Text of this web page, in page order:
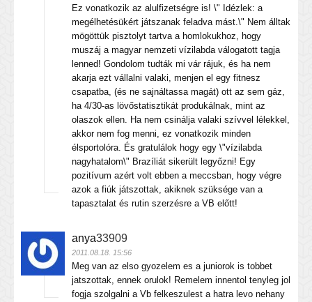
Ez vonatkozik az alulfizetségre is! \" Idézlek: a
megélhetésükért játszanak feladva mást.\" Nem álltak
mögöttük pisztolyt tartva a homlokukhoz, hogy
muszáj a magyar nemzeti vízilabda válogatott tagja
lenned! Gondolom tudták mi vár rájuk, és ha nem
akarja ezt vállalni valaki, menjen el egy fitnesz
csapatba, (és ne sajnáltassa magát) ott az sem gáz,
ha 4/30-as lövőstatisztikát produkálnak, mint az
olaszok ellen. Ha nem csinálja valaki szívvel lélekkel,
akkor nem fog menni, ez vonatkozik minden
élsportolóra. És gratulálok hogy egy \"vízilabda
nagyhatalom\" Brazíliát sikerült legyőzni! Egy
pozitívum azért volt ebben a meccsban, hogy végre
azok a fiúk játszottak, akiknek szüksége van a
tapasztalat és rutin szerzésre a VB előtt!
anya33909
2011.08.18. 15:56
Meg van az elso gyozelem es a juniorok is tobbet
jatszottak, ennek orulok! Remelem innentol tenyleg jol
fogja szolgalni a Vb felkeszulest a hatra levo nehany